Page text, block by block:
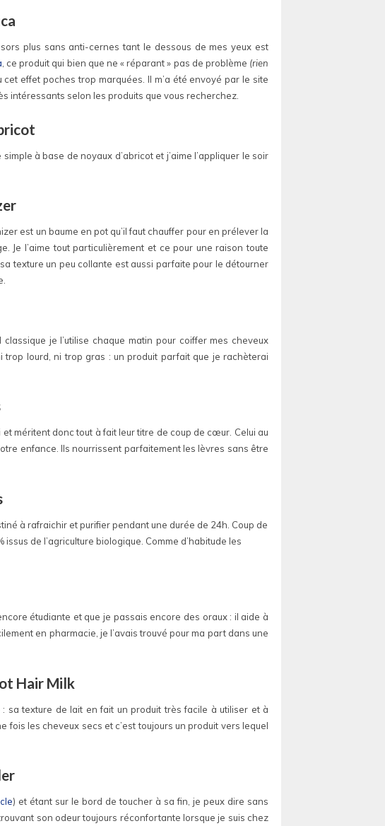
plus sans anti-cernes tant le dessous de mes yeux est
, ce produit qui bien que ne « réparant » pas de problème (rien
effet poches trop marquées. Il m’a été envoyé par le site
intéressants selon les produits que vous recherchez.
à base de noyaux d’abricot et j’aime l’appliquer le soir
est un baume en pot qu’il faut chauffer pour en prélever la
Je l’aime tout particulièrement et ce pour une raison toute
texture un peu collante est aussi parfaite pour le détourner
je l’utilise chaque matin pour coiffer mes cheveux
lourd, ni trop gras : un produit parfait que je rachèterai
méritent donc tout à fait leur titre de coup de cœur. Celui au
enfance. Ils nourrissent parfaitement les lèvres sans être
à rafraichir et purifier pendant une durée de 24h. Coup de
de l’agriculture biologique. Comme d’habitude les
étudiante et que je passais encore des oraux : il aide à
en pharmacie, je l’avais trouvé pour ma part dans une
Hair Milk
: sa texture de lait en fait un produit très facile à utiliser et à
les cheveux secs et c’est toujours un produit vers lequel
) et étant sur le bord de toucher à sa fin, je peux dire sans
son odeur toujours réconfortante lorsque je suis chez